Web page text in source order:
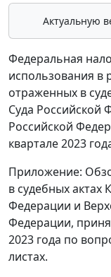
Актуальную
Федеральная
использования в
отраженных в
Суда Российской
Российской
квартале 2023
Приложение:
в судебных актах
Федерации и
Федерации,
2023 года по
листах.